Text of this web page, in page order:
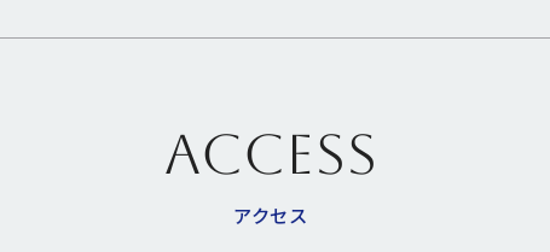
ACCESS
アクセス